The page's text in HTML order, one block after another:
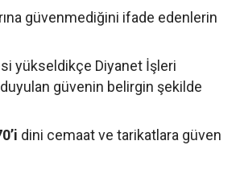
güvenmediğini ifade edenlerin
yükseldikçe Diyanet İşleri
duyulan güvenin belirgin şekilde
dini cemaat ve tarikatlara güven